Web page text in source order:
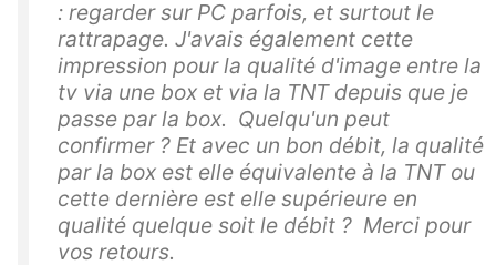
: regarder sur PC parfois, et surtout le
rattrapage. J'avais également cette
impression pour la qualité d'image entre la
tv via une box et via la TNT depuis que je
passe par la box. Quelqu'un peut
confirmer ? Et avec un bon débit, la qualité
par la box est elle équivalente à la TNT ou
cette dernière est elle supérieure en
qualité quelque soit le débit ? Merci pour
vos retours.